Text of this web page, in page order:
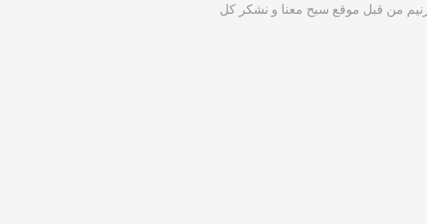
من قبل موقع سبح معنا و نشكر كل